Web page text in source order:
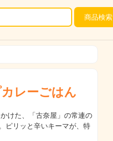
商品検索
レーごはん
けた、「古奈屋」の常連の
ピリッと辛いキーマが、特